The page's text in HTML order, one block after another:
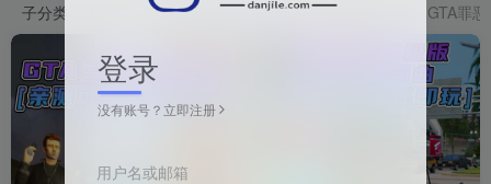
子分类
GTA4 GTA三部曲 GTA圣安地列斯 GTA罪
登录
没有账号？立即注册
用户名或邮箱